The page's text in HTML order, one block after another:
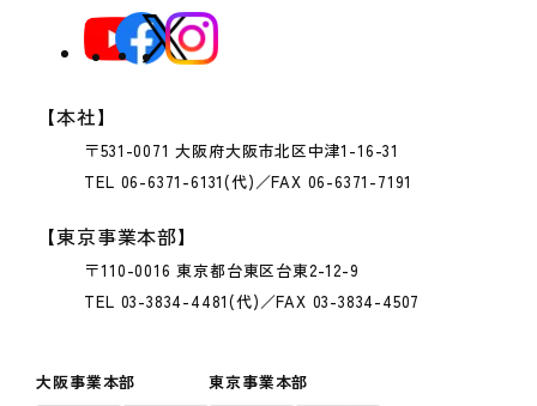
【本社】
〒531-0071 大阪府大阪市北区中津1-16-31
TEL 06-6371-6131(代)／FAX 06-6371-7191
【東京事業本部】
〒110-0016 東京都台東区台東2-12-9
TEL 03-3834-4481(代)／FAX 03-3834-4507
大阪事業本部 東京事業本部